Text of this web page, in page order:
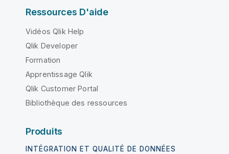
Ressources D'aide
Vidéos Qlik Help
Qlik Developer
Formation
Apprentissage Qlik
Qlik Customer Portal
Bibliothèque des ressources
Produits
INTÉGRATION ET QUALITÉ DE DONNÉES